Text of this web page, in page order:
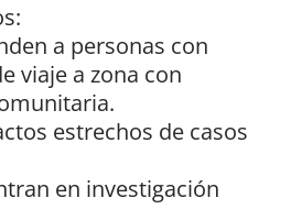
a personas con
viaje a zona con
estrechos de casos
en investigación